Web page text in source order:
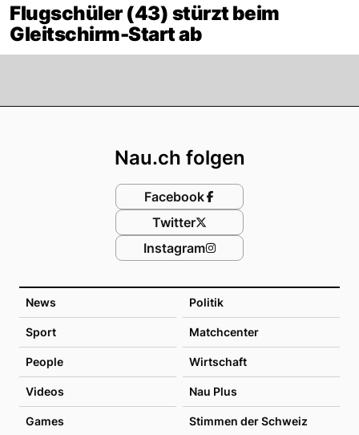
Flugschüler (43) stürzt beim
Gleitschirm-Start ab
News Politik
Sport Matchcenter
People Wirtschaft
Videos Nau Plus
Games Stimmen der Schweiz
Nau.ch folgen
Facebook
Twitter
Instagram